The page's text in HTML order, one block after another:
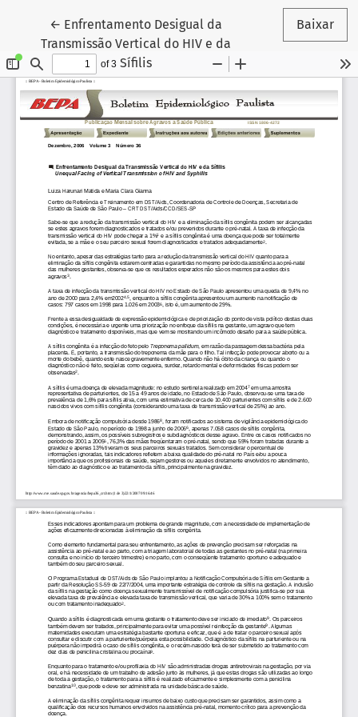
← Voltar aos Detalhes do Artigo
Enfrentamento Desigual da
Transmissão Vertical do HIV e da
Sífilis
Baixar